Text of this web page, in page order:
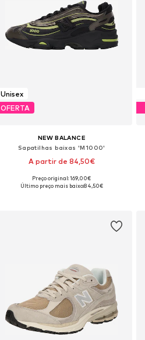
Unisex
OFERTA
NEW BALANCE
Sapatilhas baixas 'M1000'
A partir de 84,50€
+4
Disponível em vários tamanhos
Preço original: 169,00€
Último preço mais baixo:84,50€